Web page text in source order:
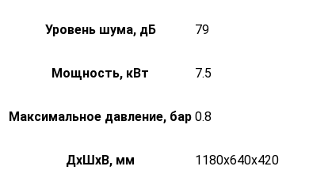
Уровень шума, дБ 79
Мощность, кВт 7.5
Максимальное давление, бар 0.8
ДxШxВ, мм 1180x640x420